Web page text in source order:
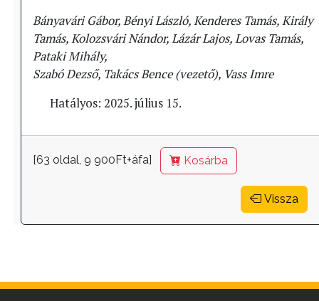
Bányavári Gábor, Bényi László, Kenderes Tamás, Király
Tamás, Kolozsvári Nándor, Lázár Lajos, Lovas Tamás,
Pataki Mihály,
Szabó Dezső, Takács Bence (vezető), Vass Imre
Hatályos: 2025. július 15.
[63 oldal, 9 900Ft+áfa] Kosárba
Vissza